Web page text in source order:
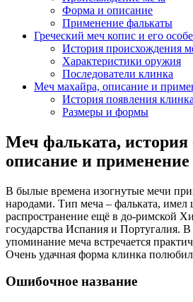
Форма и описание
Применение фалькаты
Греческий меч копис и его
История происхождения
Характеристики оружия
Последователи клинка
Меч махайра, описание и
История появления клинка
Размеры и формы
Меч фальката, история
описание и применение
В былые времена изогнутые мечи
народами. Тип меча – фальката, имел
распространение ещё в до-римской
государства Испания и Португалия.
упоминание меча встречается
Очень удачная форма клинка
Ошибочное название